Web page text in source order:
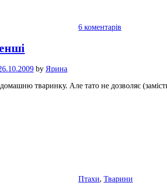
6 коментарів
by Ярина
тваринку. Але тато не дозволяє
Птахи, Тварини